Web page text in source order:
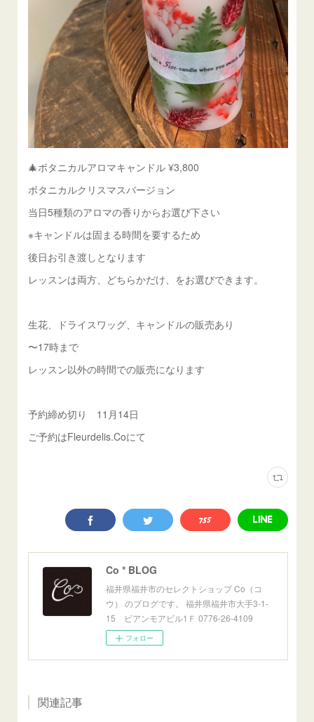
🎄ボタニカルアロマキャンドル ¥3,800
ボタニカルクリスマスバージョン
当日5種類のアロマの香りからお選び下さい
※キャンドルは固まる時間を要するため
後日お引き渡しとなります
レッスンは両方、どちらかだけ、をお選びできます。
生花、ドライスワッグ、キャンドルの販売あり
〜17時まで
レッスン以外の時間での販売になります
予約締め切り 11月14日
ご予約はFleurdelis.Coにて
Co * BLOG
福井県福井市のセレクトショップ Co（コ
ウ） のブログです。 福井県福井市大手3-1-
15 ビアンモアビル1Ｆ 0776-26-4109
フォロー
関連記事